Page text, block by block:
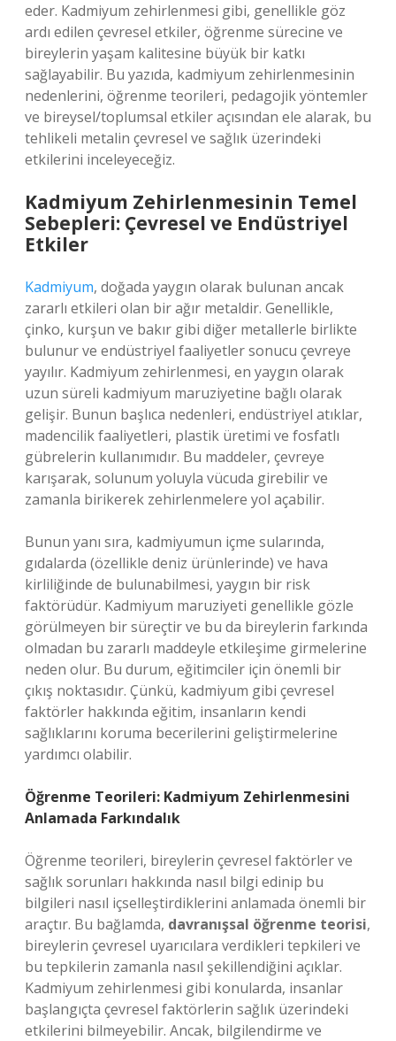
eder. Kadmiyum zehirlenmesi gibi, genellikle göz
ardı edilen çevresel etkiler, öğrenme sürecine ve
bireylerin yaşam kalitesine büyük bir katkı
sağlayabilir. Bu yazıda, kadmiyum zehirlenmesinin
nedenlerini, öğrenme teorileri, pedagojik yöntemler
ve bireysel/toplumsal etkiler açısından ele alarak, bu
tehlikeli metalin çevresel ve sağlık üzerindeki
etkilerini inceleyeceğiz.
Kadmiyum Zehirlenmesinin Temel
Sebepleri: Çevresel ve Endüstriyel
Etkiler
Kadmiyum, doğada yaygın olarak bulunan ancak
zararlı etkileri olan bir ağır metaldir. Genellikle,
çinko, kurşun ve bakır gibi diğer metallerle birlikte
bulunur ve endüstriyel faaliyetler sonucu çevreye
yayılır. Kadmiyum zehirlenmesi, en yaygın olarak
uzun süreli kadmiyum maruziyetine bağlı olarak
gelişir. Bunun başlıca nedenleri, endüstriyel atıklar,
madencilik faaliyetleri, plastik üretimi ve fosfatlı
gübrelerin kullanımıdır. Bu maddeler, çevreye
karışarak, solunum yoluyla vücuda girebilir ve
zamanla birikerek zehirlenmelere yol açabilir.
Bunun yanı sıra, kadmiyumun içme sularında,
gıdalarda (özellikle deniz ürünlerinde) ve hava
kirliliğinde de bulunabilmesi, yaygın bir risk
faktörüdür. Kadmiyum maruziyeti genellikle gözle
görülmeyen bir süreçtir ve bu da bireylerin farkında
olmadan bu zararlı maddeyle etkileşime girmelerine
neden olur. Bu durum, eğitimciler için önemli bir
çıkış noktasıdır. Çünkü, kadmiyum gibi çevresel
faktörler hakkında eğitim, insanların kendi
sağlıklarını koruma becerilerini geliştirmelerine
yardımcı olabilir.
Öğrenme Teorileri: Kadmiyum Zehirlenmesini
Anlamada Farkındalık
Öğrenme teorileri, bireylerin çevresel faktörler ve
sağlık sorunları hakkında nasıl bilgi edinip bu
bilgileri nasıl içselleştirdiklerini anlamada önemli bir
araçtır. Bu bağlamda, davranışsal öğrenme teorisi,
bireylerin çevresel uyarıcılara verdikleri tepkileri ve
bu tepkilerin zamanla nasıl şekillendiğini açıklar.
Kadmiyum zehirlenmesi gibi konularda, insanlar
başlangıçta çevresel faktörlerin sağlık üzerindeki
etkilerini bilmeyebilir. Ancak, bilgilendirme ve